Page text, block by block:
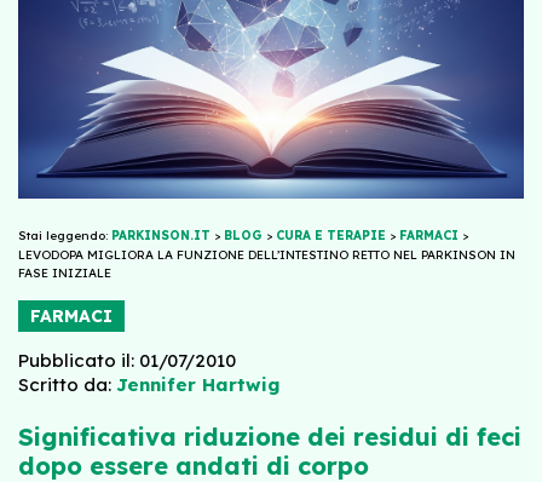
Stai leggendo: PARKINSON.IT > BLOG > CURA E TERAPIE > FARMACI >
LEVODOPA MIGLIORA LA FUNZIONE DELL’INTESTINO RETTO NEL PARKINSON IN
FASE INIZIALE
FARMACI
Pubblicato il: 01/07/2010
Scritto da: Jennifer Hartwig
Significativa riduzione dei residui di feci
dopo essere andati di corpo